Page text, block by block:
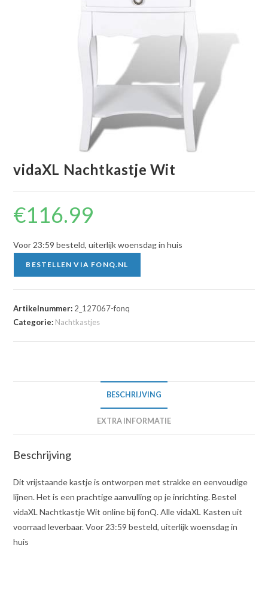
vidaXL Nachtkastje Wit
€116.99
Voor 23:59 besteld, uiterlijk woensdag in huis
BESTELLEN VIA FONQ.NL
Artikelnummer: 2_127067-fonq
Categorie: Nachtkastjes
BESCHRIJVING
EXTRA INFORMATIE
Beschrijving
Dit vrijstaande kastje is ontworpen met strakke en eenvoudige
lijnen. Het is een prachtige aanvulling op je inrichting. Bestel
vidaXL Nachtkastje Wit online bij fonQ. Alle vidaXL Kasten uit
voorraad leverbaar. Voor 23:59 besteld, uiterlijk woensdag in
huis